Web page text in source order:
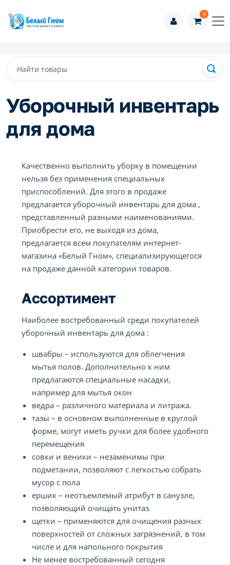
0
Уборочный инвентарь
для дома
Качественно выполнить уборку в помещении
нельзя без применения специальных
приспособлений. Для этого в продаже
предлагается уборочный инвентарь для дома ,
представленный разными наименованиями.
Приобрести его, не выходя из дома,
предлагается всем покупателям интернет-
магазина «Белый Гном», специализирующегося
на продаже данной категории товаров.
Ассортимент
Наиболее востребованный среди покупателей
уборочный инвентарь для дома :
швабры – используются для облегчения
мытья полов. Дополнительно к ним
предлагаются специальные насадки,
например для мытья окон
ведра – различного материала и литража.
тазы – в основном выполненные в круглой
форме, могут иметь ручки для более удобного
перемещения
совки и веники – незаменимы при
подметании, позволяют с легкостью собрать
мусор с пола
ершик – неотъемлемый атрибут в санузле,
позволяющий очищать унитаз.
щетки – применяются для очищения разных
поверхностей от сложных загрязнений, в том
числе и для напольного покрытия
Не менее востребованный сегодня